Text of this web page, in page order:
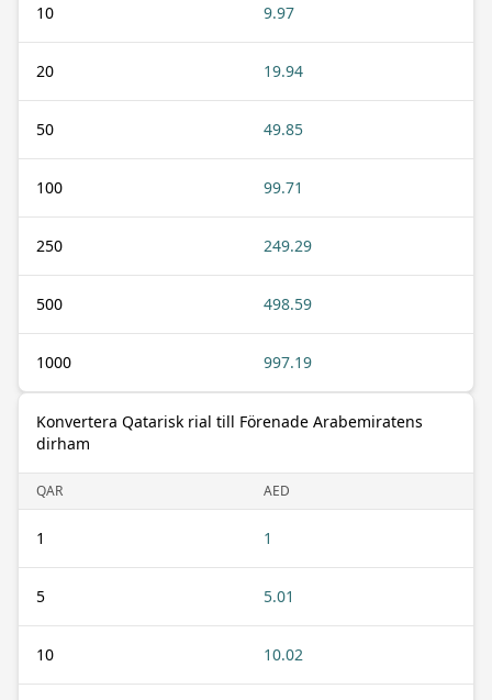
10 9.97
20 19.94
50 49.85
100 99.71
250 249.29
500 498.59
1000 997.19
Konvertera Qatarisk rial till Förenade Arabemiratens
dirham
QAR AED
1 1
5 5.01
10 10.02